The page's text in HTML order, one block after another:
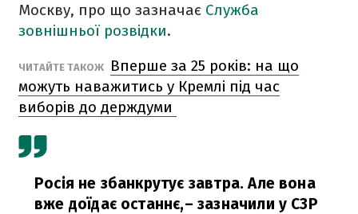
Москву, про що зазначає Служба
зовнішньої розвідки.
ЧИТАЙТЕ ТАКОЖ
Вперше за 25 років: на що
можуть наважитись у Кремлі під час
виборів до держдуми
Росія не збанкрутує завтра. Але вона
вже доїдає останнє,– зазначили у СЗР